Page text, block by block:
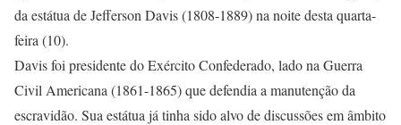
da estátua de Jefferson Davis (1808-1889) na noite desta quarta-
feira (10).
Davis foi presidente do Exército Confederado, lado na Guerra
Civil Americana (1861-1865) que defendia a manutenção da
escravidão. Sua estátua já tinha sido alvo de discussões em âmbito